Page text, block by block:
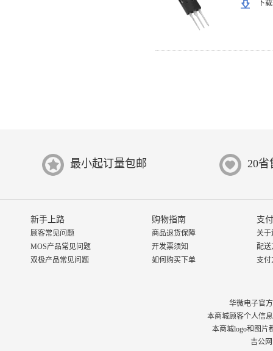
下
最小起订量包邮 20省
新手上路
顾客常见问题
MOS产品常见问题
双极产品常见问题
购物指南
商品退货保障
开发票须知
如何购买下单
支
关于
配送
支付
华微电子官
本商城顾客个人信
本商城logo和图片
吉公网